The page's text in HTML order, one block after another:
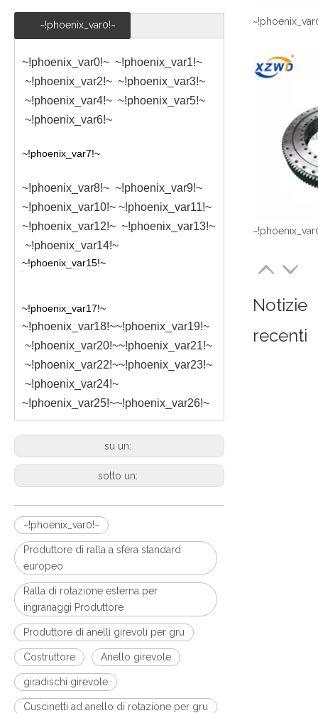
~!phoenix_var0!~
~!phoenix_var0!~ ~!phoenix_var1!~
~!phoenix_var2!~ ~!phoenix_var3!~
~!phoenix_var4!~ ~!phoenix_var5!~
~!phoenix_var6!~
~!phoenix_var7!~
~!phoenix_var8!~ ~!phoenix_var9!~
~!phoenix_var10!~ ~!phoenix_var11!~
~!phoenix_var12!~ ~!phoenix_var13!~
~!phoenix_var14!~
~!phoenix_var15!~
~!phoenix_var17!~
~!phoenix_var18!~~!phoenix_var19!~
~!phoenix_var20!~~!phoenix_var21!~
~!phoenix_var22!~~!phoenix_var23!~
~!phoenix_var24!~
~!phoenix_var25!~~!phoenix_var26!~
su un:
sotto un:
~!phoenix_var0!~
Produttore di ralla a sfera standard
europeo
Ralla di rotazione esterna per
ingranaggi Produttore
Produttore di anelli girevoli per gru
Costruttore Anello girevole
giradischi girevole
Cuscinetti ad anello di rotazione per gru
Notizie
recenti